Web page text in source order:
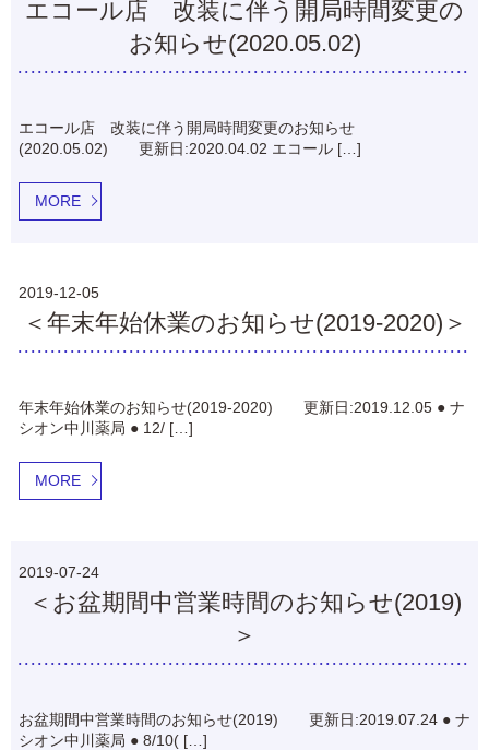
エコール店 改装に伴う開局時間変更の
お知らせ(2020.05.02)
エコール店 改装に伴う開局時間変更のお知らせ
(2020.05.02) 更新日:2020.04.02 エコール […]
MORE
2019-12-05
＜年末年始休業のお知らせ(2019-2020)＞
年末年始休業のお知らせ(2019-2020) 更新日:2019.12.05 ● ナ
シオン中川薬局 ● 12/ […]
MORE
2019-07-24
＜お盆期間中営業時間のお知らせ(2019)
＞
お盆期間中営業時間のお知らせ(2019) 更新日:2019.07.24 ● ナ
シオン中川薬局 ● 8/10( […]